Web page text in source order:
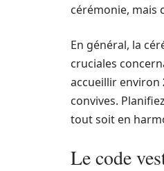
cérémonie, mais
En général, la
cruciales
accueillir environ
convives.
tout soit en
Le code